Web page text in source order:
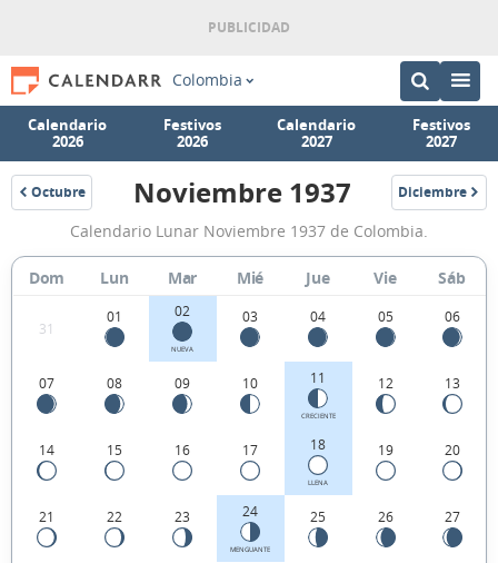
Colombia
Calendario
2026
Festivos
2026
Calendario
2027
Festivos
2027
Octubre
1937
Calendario
Lunar
Noviembre
1937
de
Colombia.
Noviembre 1937 Diciembre
1937
Calendario Lunar Noviembre 1937 de Colombia.
Dom Lun Mar Mié Jue Vie Sáb
31
01 02
NUEVA
03 04 05 06
07 08 09 10 11
CRECIENTE
12 13
14 15 16 17 18
LLENA
19 20
21 22 23 24
MENGUANTE
25 26 27